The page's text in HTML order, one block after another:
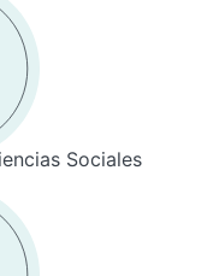
Sociales